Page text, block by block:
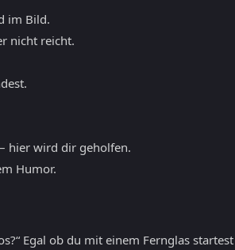
im Bild.
nicht reicht.
hier wird dir geholfen.
Humor.
Egal ob du mit einem Fernglas